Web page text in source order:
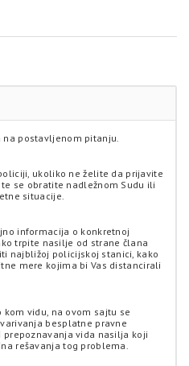
na postavljenom pitanju.
ukoliko ne želite da prijavite
se obratite nadležnom Sudu ili
situacije.
informacija o konkretnoj
trpite nasilje od strane člana
najbližoj policijskoj stanici, kako
mere kojima bi Vas distancirali
vidu, na ovom sajtu se
besplatne pravne
vida nasilja koji
rešavanja tog problema.